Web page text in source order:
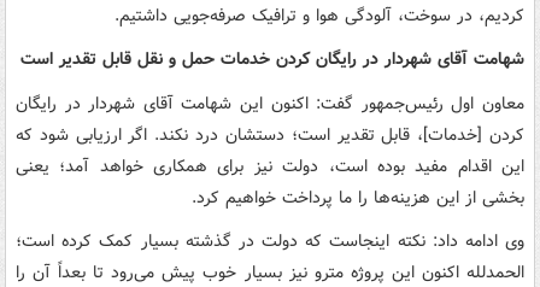
کردیم، در سوخت، آلودگی هوا و ترافیک صرفه‌جویی داشتیم.
شهامت آقای شهردار در رایگان کردن خدمات حمل و نقل قابل تقدیر است
معاون اول رئیس‌جمهور گفت: اکنون این شهامت آقای شهردار در رایگان
کردن [خدمات]، قابل تقدیر است؛ دستشان درد نکند. اگر ارزیابی شود که
این اقدام مفید بوده است، دولت نیز برای همکاری خواهد آمد؛ یعنی
بخشی از این هزینه‌ها را ما پرداخت خواهیم کرد.
وی ادامه داد: نکته اینجاست که دولت در گذشته بسیار کمک کرده است؛
الحمدلله اکنون این پروژه مترو نیز بسیار خوب پیش می‌رود تا بعداً آن را